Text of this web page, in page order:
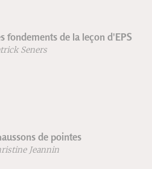
Grands portés de
VTT rouler plus